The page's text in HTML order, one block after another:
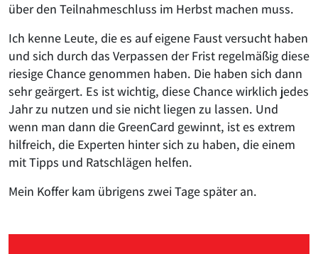
über den Teilnahmeschluss im Herbst machen muss.
Ich kenne Leute, die es auf eigene Faust versucht haben
und sich durch das Verpassen der Frist regelmäßig diese
riesige Chance genommen haben. Die haben sich dann
sehr geärgert. Es ist wichtig, diese Chance wirklich jedes
Jahr zu nutzen und sie nicht liegen zu lassen. Und
wenn man dann die GreenCard gewinnt, ist es extrem
hilfreich, die Experten hinter sich zu haben, die einem
mit Tipps und Ratschlägen helfen.
Mein Koffer kam übrigens zwei Tage später an.